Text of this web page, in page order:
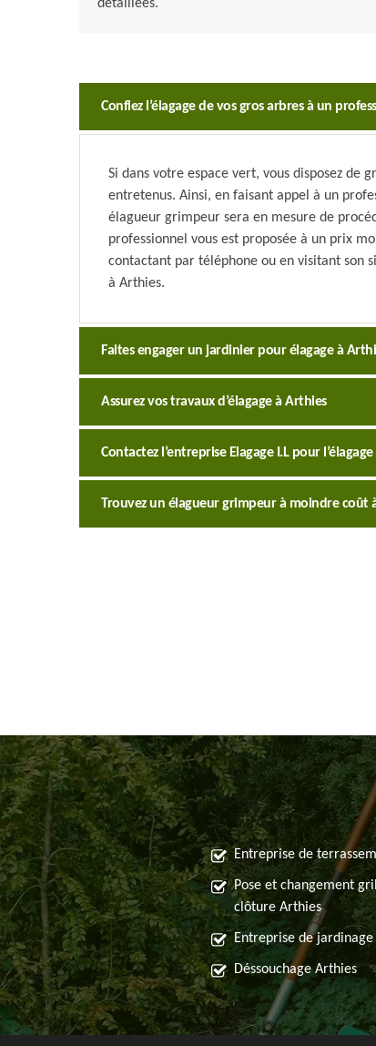
détaillées.
Confiez l’élagage de vos gros arbres à un
Si dans votre espace vert, vous disposez de
entretenus. Ainsi, en faisant appel à un
élagueur grimpeur sera en mesure de
professionnel vous est proposée à un prix
contactant par téléphone ou en visitant son
à Arthies.
Faites engager un jardinier pour élagage à
Assurez vos travaux d’élagage à Arthies
Contactez l’entreprise Elagage I.L pour
Trouvez un élagueur grimpeur à moindre coût
Entreprise de
Pose et changement
clôture Arthies
Entreprise de
Déssouchage Arthies